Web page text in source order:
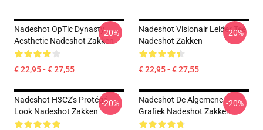
Nadeshot OpTic Dynasty
Aesthetic Nadeshot Zakken
€ 22,95 - € 27,55
-20%
Nadeshot Visionair Leider Tee
Nadeshot Zakken
€ 22,95 - € 27,55
-20%
Nadeshot H3CZ's Protégé
Look Nadeshot Zakken
-20%
Nadeshot De Algemene
Grafiek Nadeshot Zakken
-20%